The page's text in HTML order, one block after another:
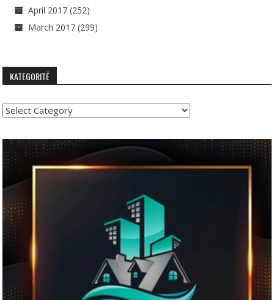
April 2017 (252)
March 2017 (299)
KATEGORITË
Kategoritë